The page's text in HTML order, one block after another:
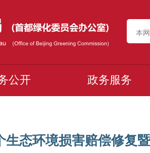
本
公开 政务服务
生态环境损害赔偿修复